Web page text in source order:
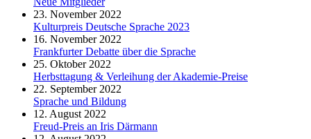
23. November 2022
Kulturpreis Deutsche Sprache 2023
16. November 2022
Frankfurter Debatte über die Sprache
25. Oktober 2022
Herbsttagung & Verleihung der Akademie-Preise
22. September 2022
Sprache und Bildung
12. August 2022
Freud-Preis an Iris Därmann